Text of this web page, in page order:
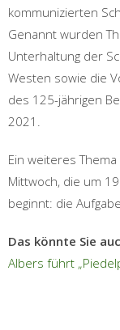
kommunizierten
Genannt wurden
Unterhaltung der
Westen sowie die
des 125-jährigen
2021.
Ein weiteres
Mittwoch, die um
beginnt: die
Das könnte Sie
Albers führt